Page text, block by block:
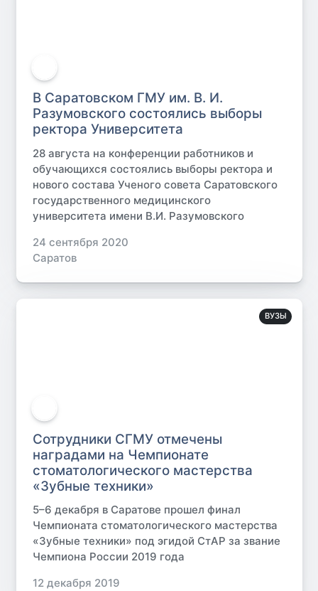
В Саратовском ГМУ им. В. И.
Разумовского состоялись выборы
ректора Университета
28 августа на конференции работников и
обучающихся состоялись выборы ректора и
нового состава Ученого совета Саратовского
государственного медицинского
университета имени В.И. Разумовского
24 сентября 2020
Саратов
ВУЗЫ
Сотрудники СГМУ отмечены
наградами на Чемпионате
стоматологического мастерства
«Зубные техники»
5–6 декабря в Саратове прошел финал
Чемпионата стоматологического мастерства
«Зубные техники» под эгидой СтАР за звание
Чемпиона России 2019 года
12 декабря 2019